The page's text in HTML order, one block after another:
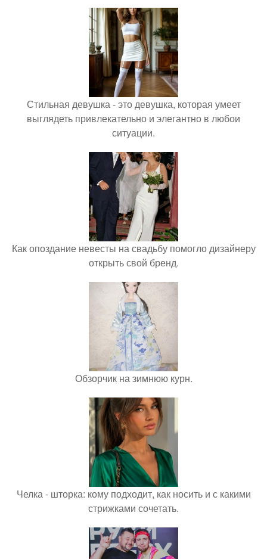
Стильная девушка - это девушка, которая умеет
выглядеть привлекательно и элегантно в любои
ситуации.
Как опоздание невесты на свадьбу помогло дизайнеру
открыть свой бренд.
Обзорчик на зимнюю курн.
Челка - шторка: кому подходит, как носить и с какими
стрижками сочетать.